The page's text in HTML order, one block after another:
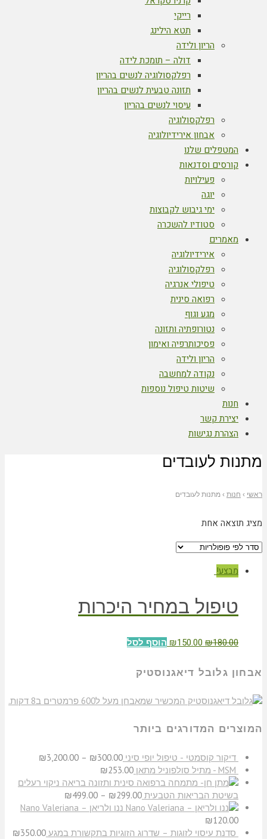
רייקי
תטא הילינג
הריון ולידה
דולה – תומכת לידה
רפלקסולוגיה לנשים בהריון
תזונה טבעית לנשים בהריון
עיסוי לנשים בהריון
רפלקסולוגיה
אבחון אירידיולוגיה
המטפלים שלנו
קורסים וסדנאות
פעילויות
יוגה
ימי גיבוש לקבוצות
סטודיו להשכרה
מאמרים
אירידיולוגיה
רפלקסולוגיה
טיפולי אנרגיה
רפואה סינית
מגע וגוף
נטורופתיה ותזונה
פסיכותרפיה ואימון
הריון ולידה
נקודה למחשבה
שיטות טיפול נוספות
חנות
יצירת קשר
הצהרת נגישות
מתנות לעובדים
ראשי › חנות › מתנות לעובדים
מציג תוצאה אחת
מבצע!
טיפול במחיר היכרות
₪180.00
₪150.00 הוסף לסל
אבחון גלובל דיאגנוסטיק
המוצרים המדורגים ביותר
דיקור קוסמטי - טיפול יופי סיני ₪300.00
–
₪3,200.00
MSM - מתיל סולפוניל מתאן
₪253.00
ניקוי רעלים
בשיטת הבריאות הטבעית
₪299.00
–
₪499.00
ננו ולריאן – Nano Valeriana
₪120.00
סדנת עיסוי לזוגות – שדרוג הזוגיות בתקשורת במגע
₪350.00